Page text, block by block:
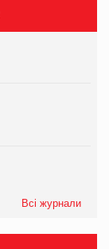
Всі журнали